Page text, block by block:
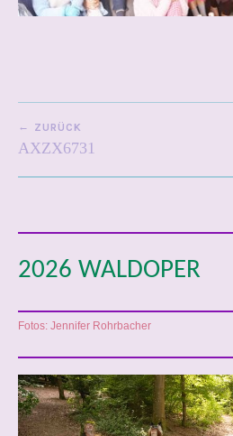
ZURÜCK
AXZX6731
2026 WALDOPER
Fotos: Jennifer Rohrbacher